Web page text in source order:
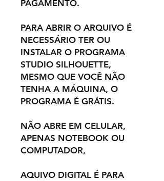
PAGAMENTO.
PARA ABRIR O ARQUIVO É
NECESSÁRIO TER OU
INSTALAR O PROGRAMA
STUDIO SILHOUETTE,
MESMO QUE VOCÊ NÃO
TENHA A MÁQUINA, O
PROGRAMA É GRÁTIS.
NÃO ABRE EM CELULAR,
APENAS NOTEBOOK OU
COMPUTADOR,
AQUIVO DIGITAL É PARA